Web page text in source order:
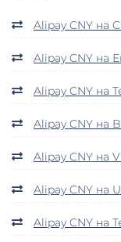
Alipay CNY на
Alipay CNY на
Alipay CNY на
Alipay CNY на
Alipay CNY на
Alipay CNY на
Alipay CNY на